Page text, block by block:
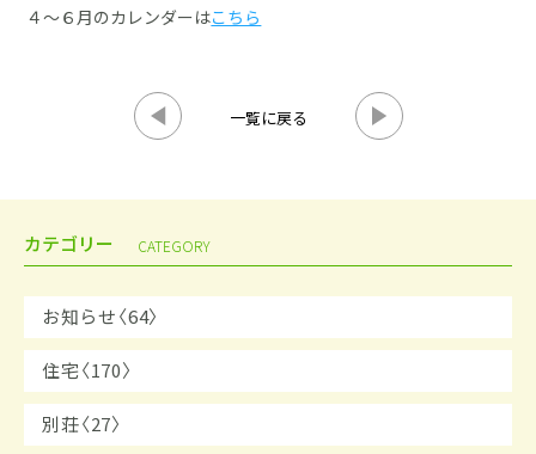
４～６月のカレンダーはこちら
一覧に戻る
カテゴリー CATEGORY
お知らせ〈64〉
住宅〈170〉
別荘〈27〉